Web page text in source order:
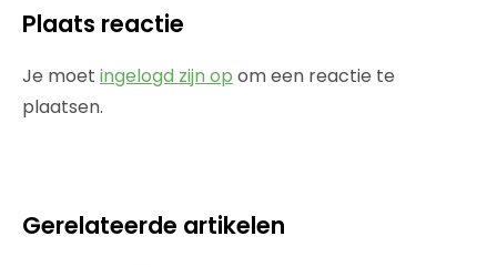
Plaats reactie
Je moet ingelogd zijn op om een reactie te
plaatsen.
Gerelateerde artikelen